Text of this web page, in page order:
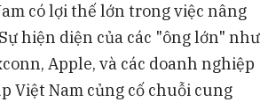
có lợi thế lớn trong việc nâng
hiện diện của các "ông lớn" như
Apple, và các doanh nghiệp
Việt Nam củng cố chuỗi cung